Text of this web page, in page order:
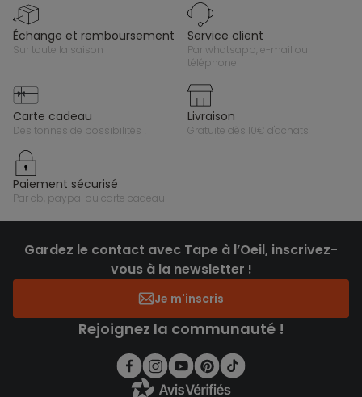
échange et remboursement
sur toute la saison
service client
par whatsapp, e-mail ou
téléphone
carte cadeau
des tonnes de possibilités !
livraison
gratuite dès 10€ d'achats
paiement sécurisé
par cb, paypal ou carte cadeau
Gardez le contact avec Tape à l’Oeil, inscrivez-
vous à la newsletter !
Je m'inscris
Rejoignez la communauté !